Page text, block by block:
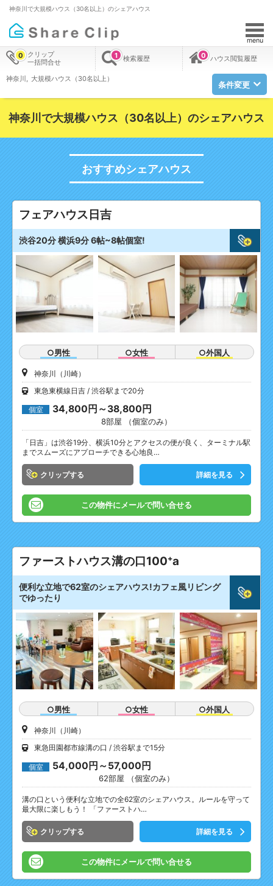
神奈川で大規模ハウス（30名以上）のシェアハウス
menu
クリップ
一括問合せ
0 検索履歴
1 ハウス閲覧履歴
0
神奈川 大規模ハウス（30名以上）
条件変更
神奈川で大規模ハウス（30名以上）のシェアハウス
おすすめシェアハウス
フェアハウス日吉
渋谷20分 横浜9分 6帖~8帖個室!
○男性 ○女性 ○外国人
神奈川（川崎）
東急東横線日吉
渋谷駅まで20分
個室 34,800円～38,800円
8部屋 （個室のみ）
「日吉」は渋谷19分、横浜10分とアクセスの便が良く、ターミナル駅
までスムーズにアプローチできる心地良…
クリップ 詳細を見る
この物件にメールで問い合せる
ファーストハウス溝の口100⁺a
便利な立地で62室のシェアハウス!カフェ風リビング
でゆったり
○男性 ○女性 ○外国人
神奈川（川崎）
東急田園都市線溝の口
渋谷駅まで15分
個室 54,000円～57,000円
62部屋 （個室のみ）
溝の口という便利な立地での全62室のシェアハウス。ルールを守って
最大限に楽しもう！ 「ファーストハ…
クリップ 詳細を見る
この物件にメールで問い合せる